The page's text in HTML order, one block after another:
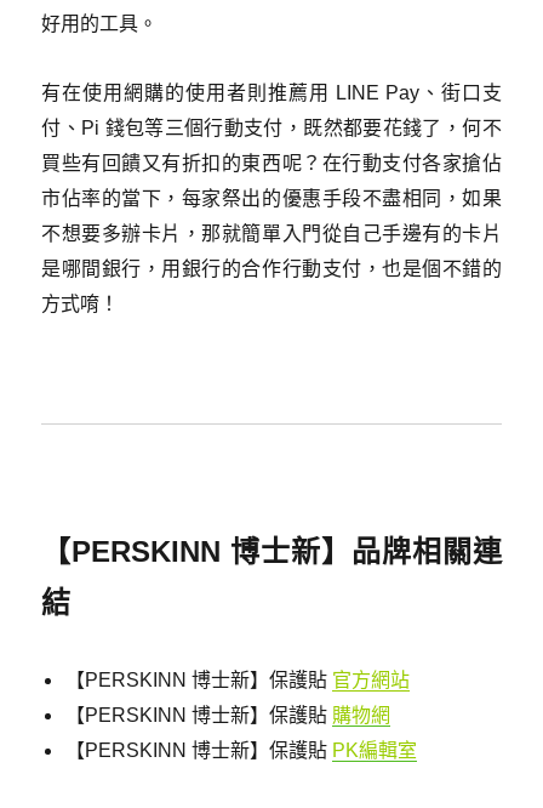
好用的工具。
有在使用網購的使用者則推薦用 LINE Pay、街口支
付、Pi 錢包等三個行動支付，既然都要花錢了，何不
買些有回饋又有折扣的東西呢？在行動支付各家搶佔
市佔率的當下，每家祭出的優惠手段不盡相同，如果
不想要多辦卡片，那就簡單入門從自己手邊有的卡片
是哪間銀行，用銀行的合作行動支付，也是個不錯的
方式唷！
【PERSKINN 博士新】品牌相關連
結
【PERSKINN 博士新】保護貼 官方網站
【PERSKINN 博士新】保護貼 購物網
【PERSKINN 博士新】保護貼 PK編輯室